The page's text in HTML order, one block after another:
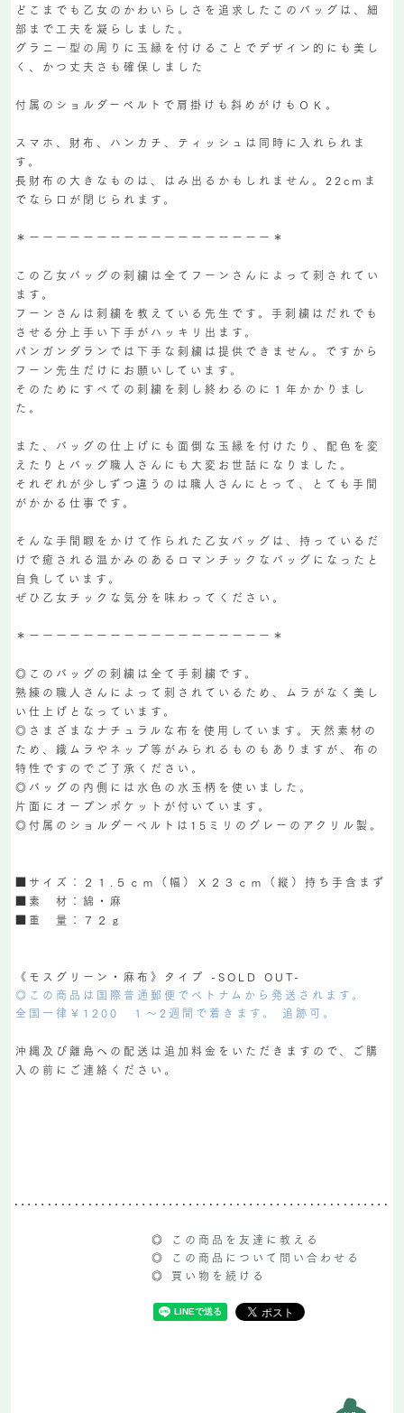
どこまでも乙女のかわいらしさを追求したこのバッグは、細
部まで工夫を凝らしました。
グラニー型の周りに玉縁を付けることでデザイン的にも美し
く、かつ丈夫さも確保しました
付属のショルダーベルトで肩掛けも斜めがけもＯＫ。
スマホ、財布、ハンカチ、ティッシュは同時に入れられま
す。
長財布の大きなものは、はみ出るかもしれません。22cmま
でなら口が閉じられます。
＊ーーーーーーーーーーーーーーーーーー＊
この乙女バッグの刺繍は全てフーンさんによって刺されてい
ます。
フーンさんは刺繍を教えている先生です。手刺繍はだれでも
させる分上手い下手がハッキリ出ます。
パンガンダランでは下手な刺繍は提供できません。ですから
フーン先生だけにお願いしています。
そのためにすべての刺繍を刺し終わるのに１年かかりまし
た。
また、バッグの仕上げにも面倒な玉縁を付けたり、配色を変
えたりとバッグ職人さんにも大変お世話になりました。
それぞれが少しずつ違うのは職人さんにとって、とても手間
がかかる仕事です。
そんな手間暇をかけて作られた乙女バッグは、持っているだ
けで癒される温かみのあるロマンチックなバッグになったと
自負しています。
ぜひ乙女チックな気分を味わってください。
＊ーーーーーーーーーーーーーーーーーー＊
◎このバッグの刺繍は全て手刺繍です。
熟練の職人さんによって刺されているため、ムラがなく美し
い仕上げとなっています。
◎さまざまなナチュラルな布を使用しています。天然素材の
ため、織ムラやネップ等がみられるものもありますが、布の
特性ですのでご了承ください。
◎バッグの内側には水色の水玉柄を使いました。
片面にオープンポケットが付いています。
◎付属のショルダーベルトは15ミリのグレーのアクリル製。
■サイズ：２１.５ｃｍ（幅）Ｘ２３ｃｍ（縦）持ち手含まず
■素 材：綿・麻
■重 量：７２ｇ
《モスグリーン・麻布》タイプ -SOLD OUT-
◎この商品は国際普通郵便でベトナムから発送されます。
全国一律￥1200 １～2週間で着きます。 追跡可。
沖縄及び離島への配送は追加料金をいただきますので、ご購
入の前にご連絡ください。
◎
この商品を友達に教える
◎
この商品について問い合わせる
◎ 買い物を続ける